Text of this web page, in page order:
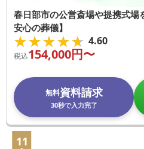
春日部市の公営斎場や提携式場
安心の葬儀】
★★★★★
★★★★★ 4.60
税込154,000円〜
無料資料請求
30秒で入力完了
11